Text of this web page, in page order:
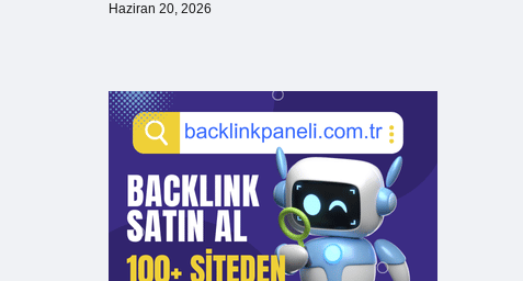
Haziran 20, 2026